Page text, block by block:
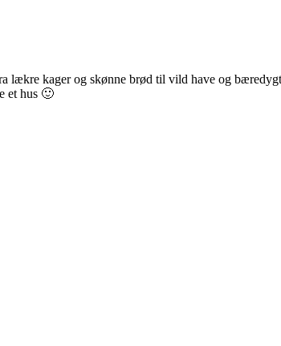
lækre kager og skønne brød til vild have og
et hus 🙂